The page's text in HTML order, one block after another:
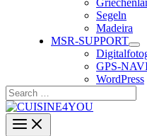
Segeln
Madeira
MSR-SUPPORT
GPS-
WordPress
Search
…